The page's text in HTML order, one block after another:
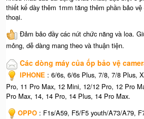
thiết kế dày thêm 1mm tăng thêm phần bảo
thoại.
Đảm bảo đầy các nút chức năng và loa.
mỏng, dễ dàng mang theo và thuận tiện.
Các dòng máy của ốp bảo vệ
IPHONE : 6/6s, 6/6s Plus, 7/8, 7/8 Plus,
Pro, 11 Pro Max, 12 Mini, 12/12 Pro, 12 Pro
Pro Max, 14, 14 Pro, 14 Plus, 14 Pro Max.
OPPO : F1s/A59, F5/F5 youth/A73/A79,